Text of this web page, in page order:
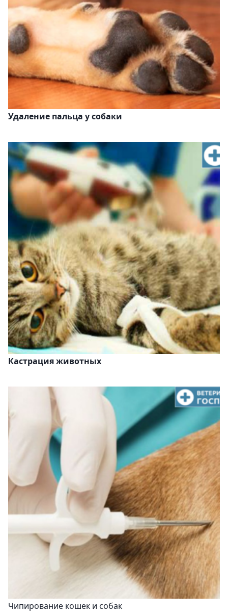
Удаление пальца у собаки
Кастрация животных
Чипирование кошек и собак